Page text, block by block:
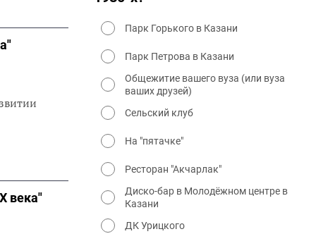
века"
Парк Горького в Казани
Парк Петрова в Казани
Общежитие вашего вуза (или вуза
ваших друзей)
Сельский клуб
На "пятачке"
Ресторан "Акчарлак"
Диско-бар в Молодёжном центре в
Казани
ДК Урицкого